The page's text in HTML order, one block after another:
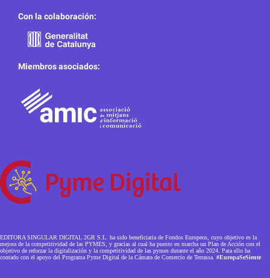
Con la colaboración:
Miembros asociados:
EDITORA SINGULAR DIGITAL 2GR S.L. ha sido beneficiaria de Fondos Europeos, cuyo objetivo es la
mejora de la competitividad de las PYMES, y gracias al cual ha puesto en marcha un Plan de Acción con el
objetivo de reforzar la digitalización y la competitividad de las pymes durante el año 2024. Para ello ha
contado con el apoyo del Programa Pyme Digital de la Cámara de Comercio de Terrassa. #EuropaSeSiente